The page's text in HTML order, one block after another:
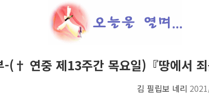
연중 제13주간 목요일)『땅에서 죄
김 필립보 네리